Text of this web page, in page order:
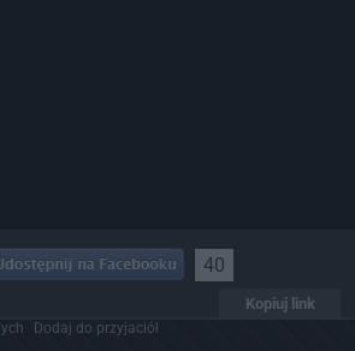
40
Kopiuj link
Dodaj do przyjaciół